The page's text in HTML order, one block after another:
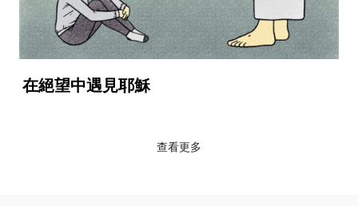
在絕望中遇見耶穌
查看更多